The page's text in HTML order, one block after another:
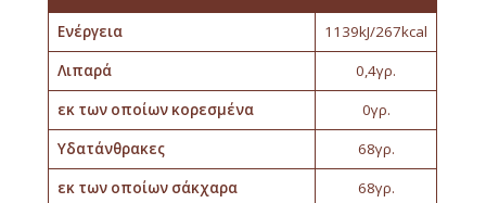
Ενέργεια
1139kJ/267kcal
Λιπαρά
0,4γρ.
εκ των οποίων κορεσμένα
0γρ.
Υδατάνθρακες
68γρ.
εκ των οποίων σάκχαρα
68γρ.